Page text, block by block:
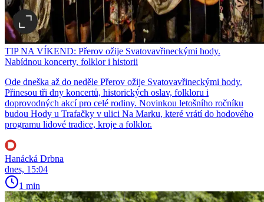
TIP NA VÍKEND: Přerov ožije Svatovavřineckými hody.
Nabídnou koncerty, folklor i historii
Ode dneška až do neděle Přerov ožije Svatovavřineckými hody.
Přinesou tři dny koncertů, historických oslav, folkloru i
doprovodných akcí pro celé rodiny. Novinkou letošního ročníku
budou Hody u Trafačky v ulici Na Marku, které vrátí do hodového
programu lidové tradice, kroje a folklor.
Hanácká Drbna
dnes, 15:04
1 min